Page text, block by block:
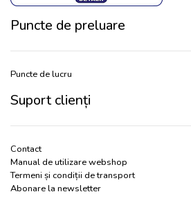
Puncte de preluare
Puncte de lucru
Suport clienți
Contact
Manual de utilizare webshop
Termeni și condiții de transport
Abonare la newsletter